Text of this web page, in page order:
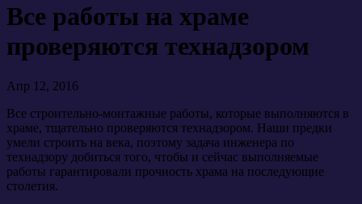
Все работы на храме
проверяются технадзором
Апр 12, 2016
Все строительно-монтажные работы, которые выполняются в
храме, тщательно проверяются технадзором. Наши предки
умели строить на века, поэтому задача инженера по
технадзору добиться того, чтобы и сейчас выполняемые
работы гарантировали прочность храма на последующие
столетия.